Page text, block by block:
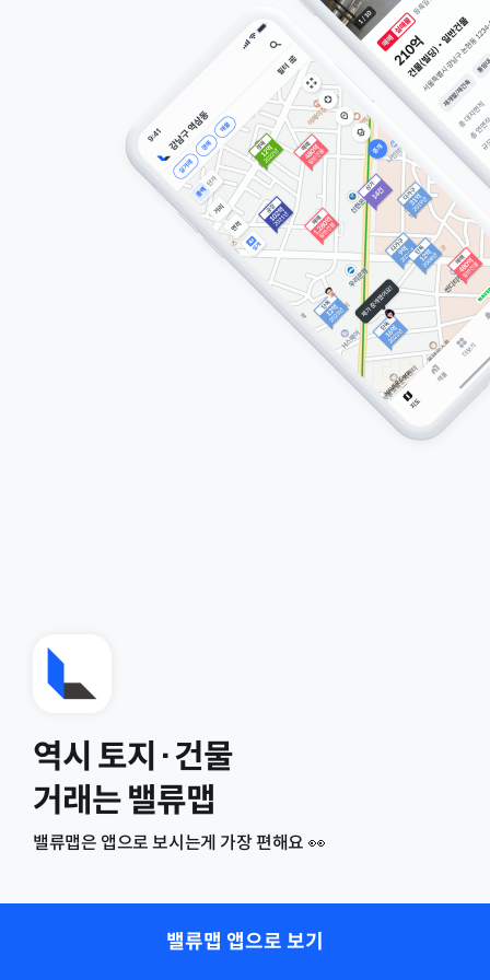
역시 토지·건물
거래는 밸류맵
밸류맵은 앱으로 보시는게 가장 편해요 👀
밸류맵 앱으로 보기